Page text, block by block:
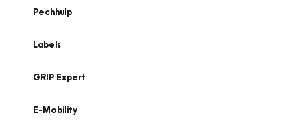
Pechhulp
Labels
GRIP Expert
E-Mobility